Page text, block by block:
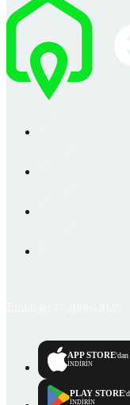
APP STORE'dan
İNDİRİN
PLAY STORE
İNDİRİN